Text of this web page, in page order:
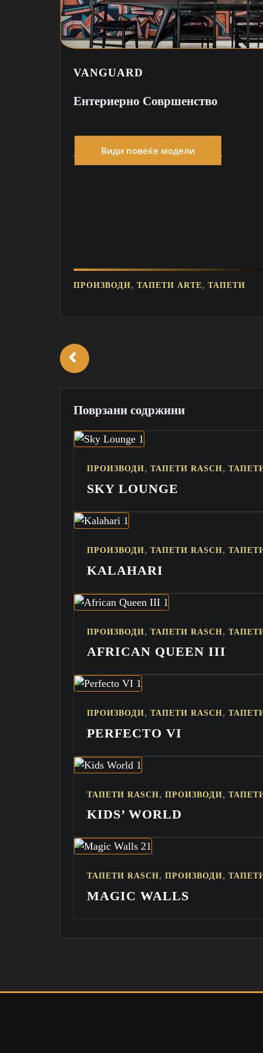
VANGUARD
Ентериерно Совршенство
ПРОИЗВОДИ, ТАПЕТИ ARTE, ТАПЕТИ
Поврзани содржини
ПРОИЗВОДИ, ТАПЕТИ RASCH,
SKY LOUNGE
ПРОИЗВОДИ, ТАПЕТИ RASCH,
KALAHARI
ПРОИЗВОДИ, ТАПЕТИ RASCH,
AFRICAN QUEEN III
ПРОИЗВОДИ, ТАПЕТИ RASCH,
PERFECTO VI
ТАПЕТИ RASCH, ПРОИЗВОДИ,
KIDS’ WORLD
ТАПЕТИ RASCH, ПРОИЗВОДИ,
MAGIC WALLS